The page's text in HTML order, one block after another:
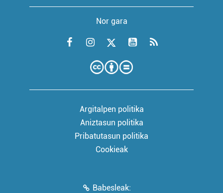
Nor gara
Argitalpen politika
Aniztasun politika
Pribatutasun politika
Cookieak
Babesleak: